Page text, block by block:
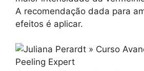
A recomendação dada para
efeitos é aplicar.